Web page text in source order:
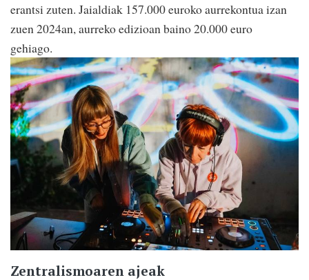
erantsi zuten. Jaialdiak 157.000 euroko aurrekontua izan
zuen 2024an, aurreko edizioan baino 20.000 euro
gehiago.
Zentralismoaren ajeak